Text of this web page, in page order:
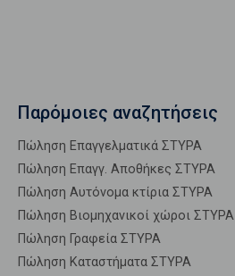
Παρόμοιες αναζητήσεις
Πώληση Επαγγελματικά ΣΤΥΡΑ
Πώληση Επαγγ. Αποθήκες ΣΤΥΡΑ
Πώληση Αυτόνομα κτίρια ΣΤΥΡΑ
Πώληση Βιομηχανικοί χώροι ΣΤΥΡΑ
Πώληση Γραφεία ΣΤΥΡΑ
Πώληση Καταστήματα ΣΤΥΡΑ